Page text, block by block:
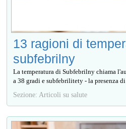
13 ragioni di
subfebrilny
La temperatura di Subfebrilny chiama
a 38 gradi e subfebrilitety - la presenza
Sezione: Articoli su salute